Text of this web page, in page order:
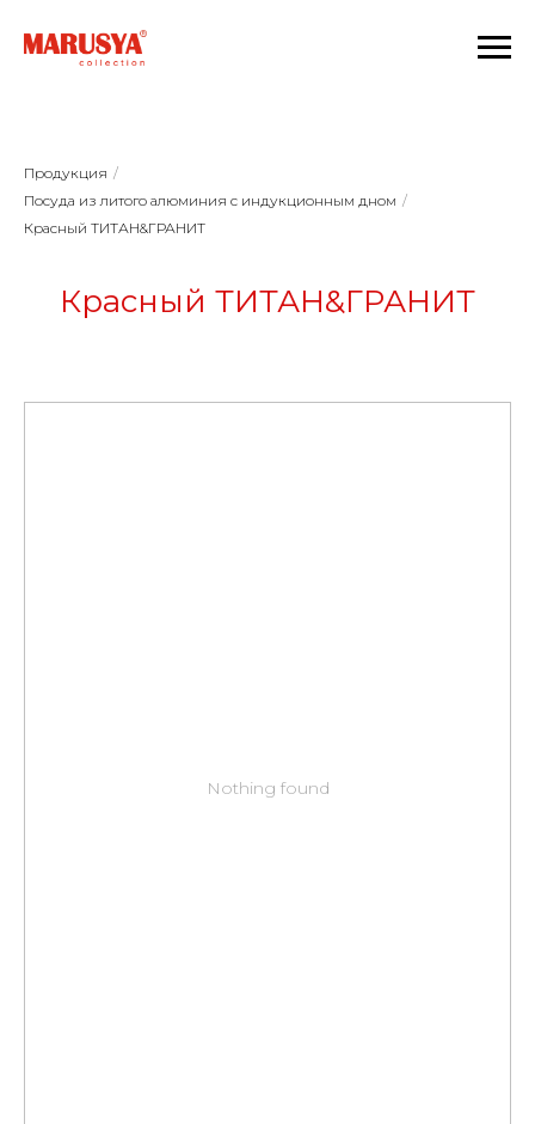
Продукция /
Посуда из литого алюминия с индукционным дном /
Красный ТИТАН&ГРАНИТ
Красный ТИТАН&ГРАНИТ
Nothing found